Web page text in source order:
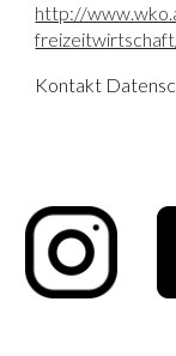
http://
Kontakt